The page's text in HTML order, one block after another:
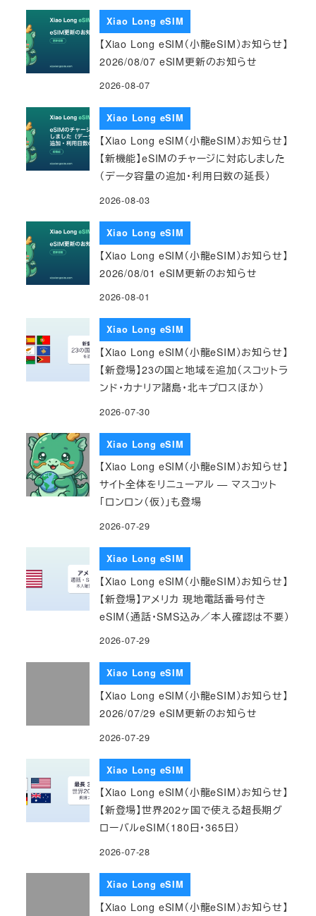
Xiao Long eSIM
【Xiao Long eSIM（小龍eSIM）お知らせ】
2026/08/07 eSIM更新のお知らせ
2026-08-07
Xiao Long eSIM
【Xiao Long eSIM（小龍eSIM）お知らせ】
【新機能】eSIMのチャージに対応しました
（データ容量の追加・利用日数の延長）
2026-08-03
Xiao Long eSIM
【Xiao Long eSIM（小龍eSIM）お知らせ】
2026/08/01 eSIM更新のお知らせ
2026-08-01
Xiao Long eSIM
【Xiao Long eSIM（小龍eSIM）お知らせ】
【新登場】23の国と地域を追加（スコットラ
ンド・カナリア諸島・北キプロスほか）
2026-07-30
Xiao Long eSIM
【Xiao Long eSIM（小龍eSIM）お知らせ】
サイト全体をリニューアル — マスコット
「ロンロン（仮）」も登場
2026-07-29
Xiao Long eSIM
【Xiao Long eSIM（小龍eSIM）お知らせ】
【新登場】アメリカ 現地電話番号付き
eSIM（通話・SMS込み／本人確認は不要）
2026-07-29
Xiao Long eSIM
【Xiao Long eSIM（小龍eSIM）お知らせ】
2026/07/29 eSIM更新のお知らせ
2026-07-29
Xiao Long eSIM
【Xiao Long eSIM（小龍eSIM）お知らせ】
【新登場】世界202ヶ国で使える超長期グ
ローバルeSIM（180日・365日）
2026-07-28
Xiao Long eSIM
【Xiao Long eSIM（小龍eSIM）お知らせ】